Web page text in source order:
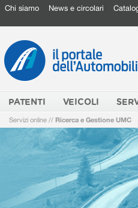
Chi siamo News e circolari
PATENTI VEICOLI
Servizi online // Ricerca e Gestione UMC